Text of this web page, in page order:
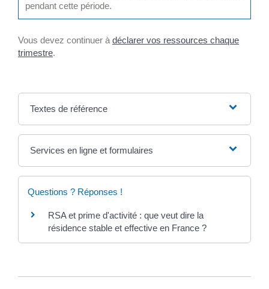
pendant cette période.
Vous devez continuer à déclarer vos ressources chaque
trimestre.
Textes de référence
Services en ligne et formulaires
Questions ? Réponses !
RSA et prime d'activité : que veut dire la
résidence stable et effective en France ?